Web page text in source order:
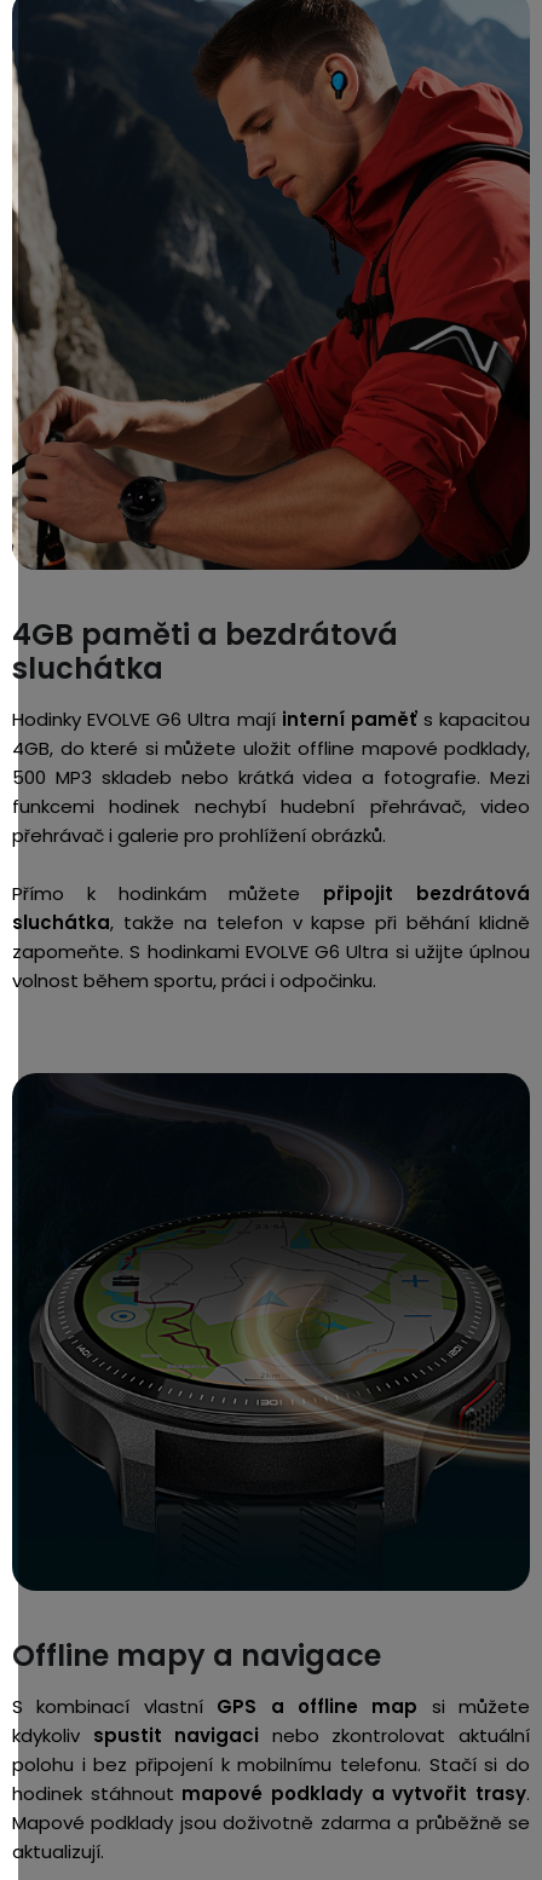
4GB paměti a bezdrátová
sluchátka
Hodinky EVOLVE G6 Ultra mají interní paměťs kapacitou
4GB, do které si můžete uložit offline mapové podklady,
500 MP3 skladeb nebo krátká videa a fotografie. Mezi
funkcemi hodinek nechybí hudební přehrávač, video
přehrávač i galerie pro prohlížení obrázků.
Přímo k hodinkám můžete připojit bezdrátová
sluchátka, takže na telefon v kapse při běhání klidně
zapomeňte. S hodinkami EVOLVE G6 Ultra si užijte úplnou
volnost během sportu, práci i odpočinku.
Offline mapy a navigace
S kombinací vlastní GPS a offline map si můžete
kdykoliv spustit navigaci nebo zkontrolovat aktuální
polohu i bez připojení k mobilnímu telefonu. Stačí si do
hodinek stáhnout mapové podklady a vytvořit trasy.
Mapové podklady jsou doživotně zdarma a průběžně se
aktualizují.